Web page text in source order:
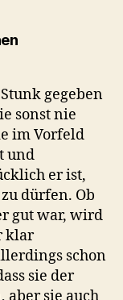
sagt:
gegeben
sonst nie
im Vorfeld
und
er ist,
dürfen. Ob
gut war, wird
klar
schon
sie der
aber sie auch